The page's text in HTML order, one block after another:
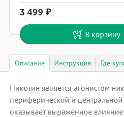
3 499
В корзину
Описание Инструкция Где
Никотин является агонистом
периферической и
оказывает выраженное